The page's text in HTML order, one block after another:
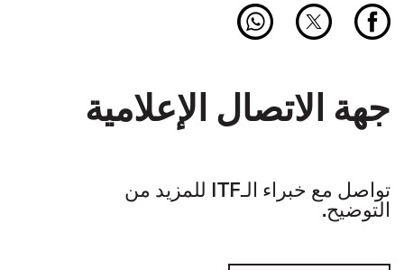
جهة الاتصال الإعلامية
تواصل مع خبراء الـITF للمزيد من
التوضيح.